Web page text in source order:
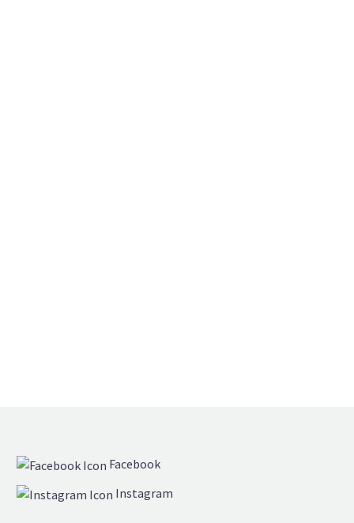
Facebook
Instagram